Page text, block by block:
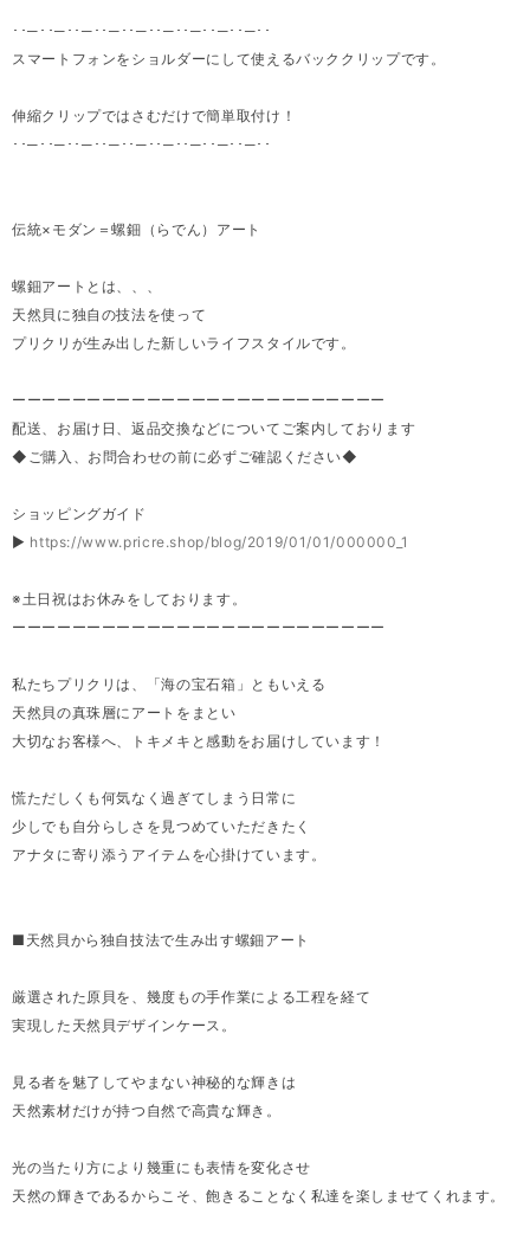
･･─･･─･･─･･─･･─･･─･･─･･─･･─･･
スマートフォンをショルダーにして使えるバッククリップです。
伸縮クリップではさむだけで簡単取付け！
･･─･･─･･─･･─･･─･･─･･─･･─･･─･･
伝統×モダン＝螺鈿（らでん）アート
螺鈿アートとは、、、
天然貝に独自の技法を使って
プリクリが生み出した新しいライフスタイルです。
ーーーーーーーーーーーーーーーーーーーーーーーーー
配送、お届け日、返品交換などについてご案内しております
◆ご購入、お問合わせの前に必ずご確認ください◆
ショッピングガイド
▶ https://www.pricre.shop/blog/2019/01/01/000000_1
※土日祝はお休みをしております。
ーーーーーーーーーーーーーーーーーーーーーーーーー
私たちプリクリは、「海の宝石箱」ともいえる
天然貝の真珠層にアートをまとい
大切なお客様へ、トキメキと感動をお届けしています！
慌ただしくも何気なく過ぎてしまう日常に
少しでも自分らしさを見つめていただきたく
アナタに寄り添うアイテムを心掛けています。
■天然貝から独自技法で生み出す螺鈿アート
厳選された原貝を、幾度もの手作業による工程を経て
実現した天然貝デザインケース。
見る者を魅了してやまない神秘的な輝きは
天然素材だけが持つ自然で高貴な輝き。
光の当たり方により幾重にも表情を変化させ
天然の輝きであるからこそ、飽きることなく私達を楽しませてくれます。